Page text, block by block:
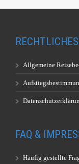
RECHTLICHES
Allgemeine
FAQ &
Häufig gestellte